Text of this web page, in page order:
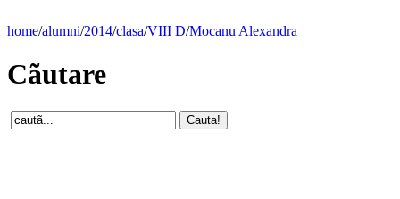
home/alumni/2014/clasa/VIII D/Mocanu Alexandra
Cãutare